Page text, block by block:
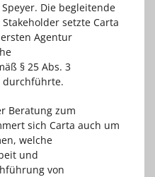
Die begleitende
setzte Carta
Agentur
§ 25 Abs. 3
durchführte.
Beratung zum
sich Carta auch um
welche
und
von